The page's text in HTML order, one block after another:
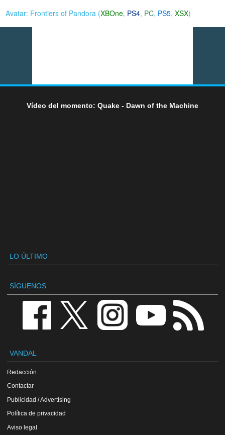
Avatar: Frontiers of Pandora (XBOne, PS4, PC, PS5,XSX)
Vídeo del momento: Quake - Dawn of the Machine
LO ÚLTIMO
SÍGUENOS
VANDAL
Redacción
Contactar
Publicidad / Advertising
Política de privacidad
Aviso legal